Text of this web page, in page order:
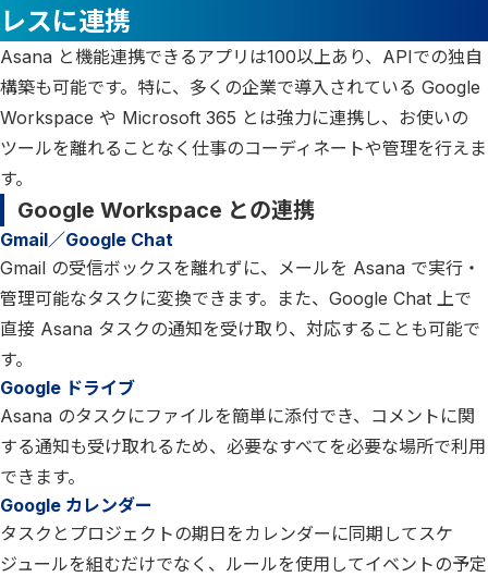
レスに連携
Asana と機能連携できるアプリは100以上あり、APIでの独自
構築も可能です。特に、多くの企業で導入されている Google
Workspace や Microsoft 365 とは強力に連携し、お使いの
ツールを離れることなく仕事のコーディネートや管理を行えま
す。
Google Workspace との連携
Gmail／Google Chat
Gmail の受信ボックスを離れずに、メールを Asana で実行・
管理可能なタスクに変換できます。また、Google Chat 上で
直接 Asana タスクの通知を受け取り、対応することも可能で
す。
Google ドライブ
Asana のタスクにファイルを簡単に添付でき、コメントに関
する通知も受け取れるため、必要なすべてを必要な場所で利用
できます。
Google カレンダー
タスクとプロジェクトの期日をカレンダーに同期してスケ
ジュールを組むだけでなく、ルールを使用してイベントの予定